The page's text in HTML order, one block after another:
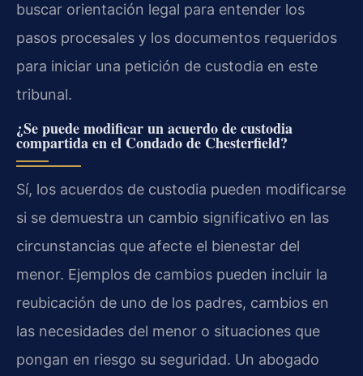
buscar orientación legal para entender los
pasos procesales y los documentos requeridos
para iniciar una petición de custodia en este
tribunal.
¿Se puede modificar un acuerdo de custodia
compartida en el Condado de Chesterfield?
Sí, los acuerdos de custodia pueden modificarse
si se demuestra un cambio significativo en las
circunstancias que afecte el bienestar del
menor. Ejemplos de cambios pueden incluir la
reubicación de uno de los padres, cambios en
las necesidades del menor o situaciones que
pongan en riesgo su seguridad. Un abogado